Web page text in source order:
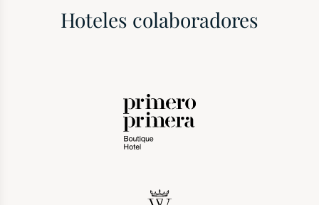
Hoteles colaboradores